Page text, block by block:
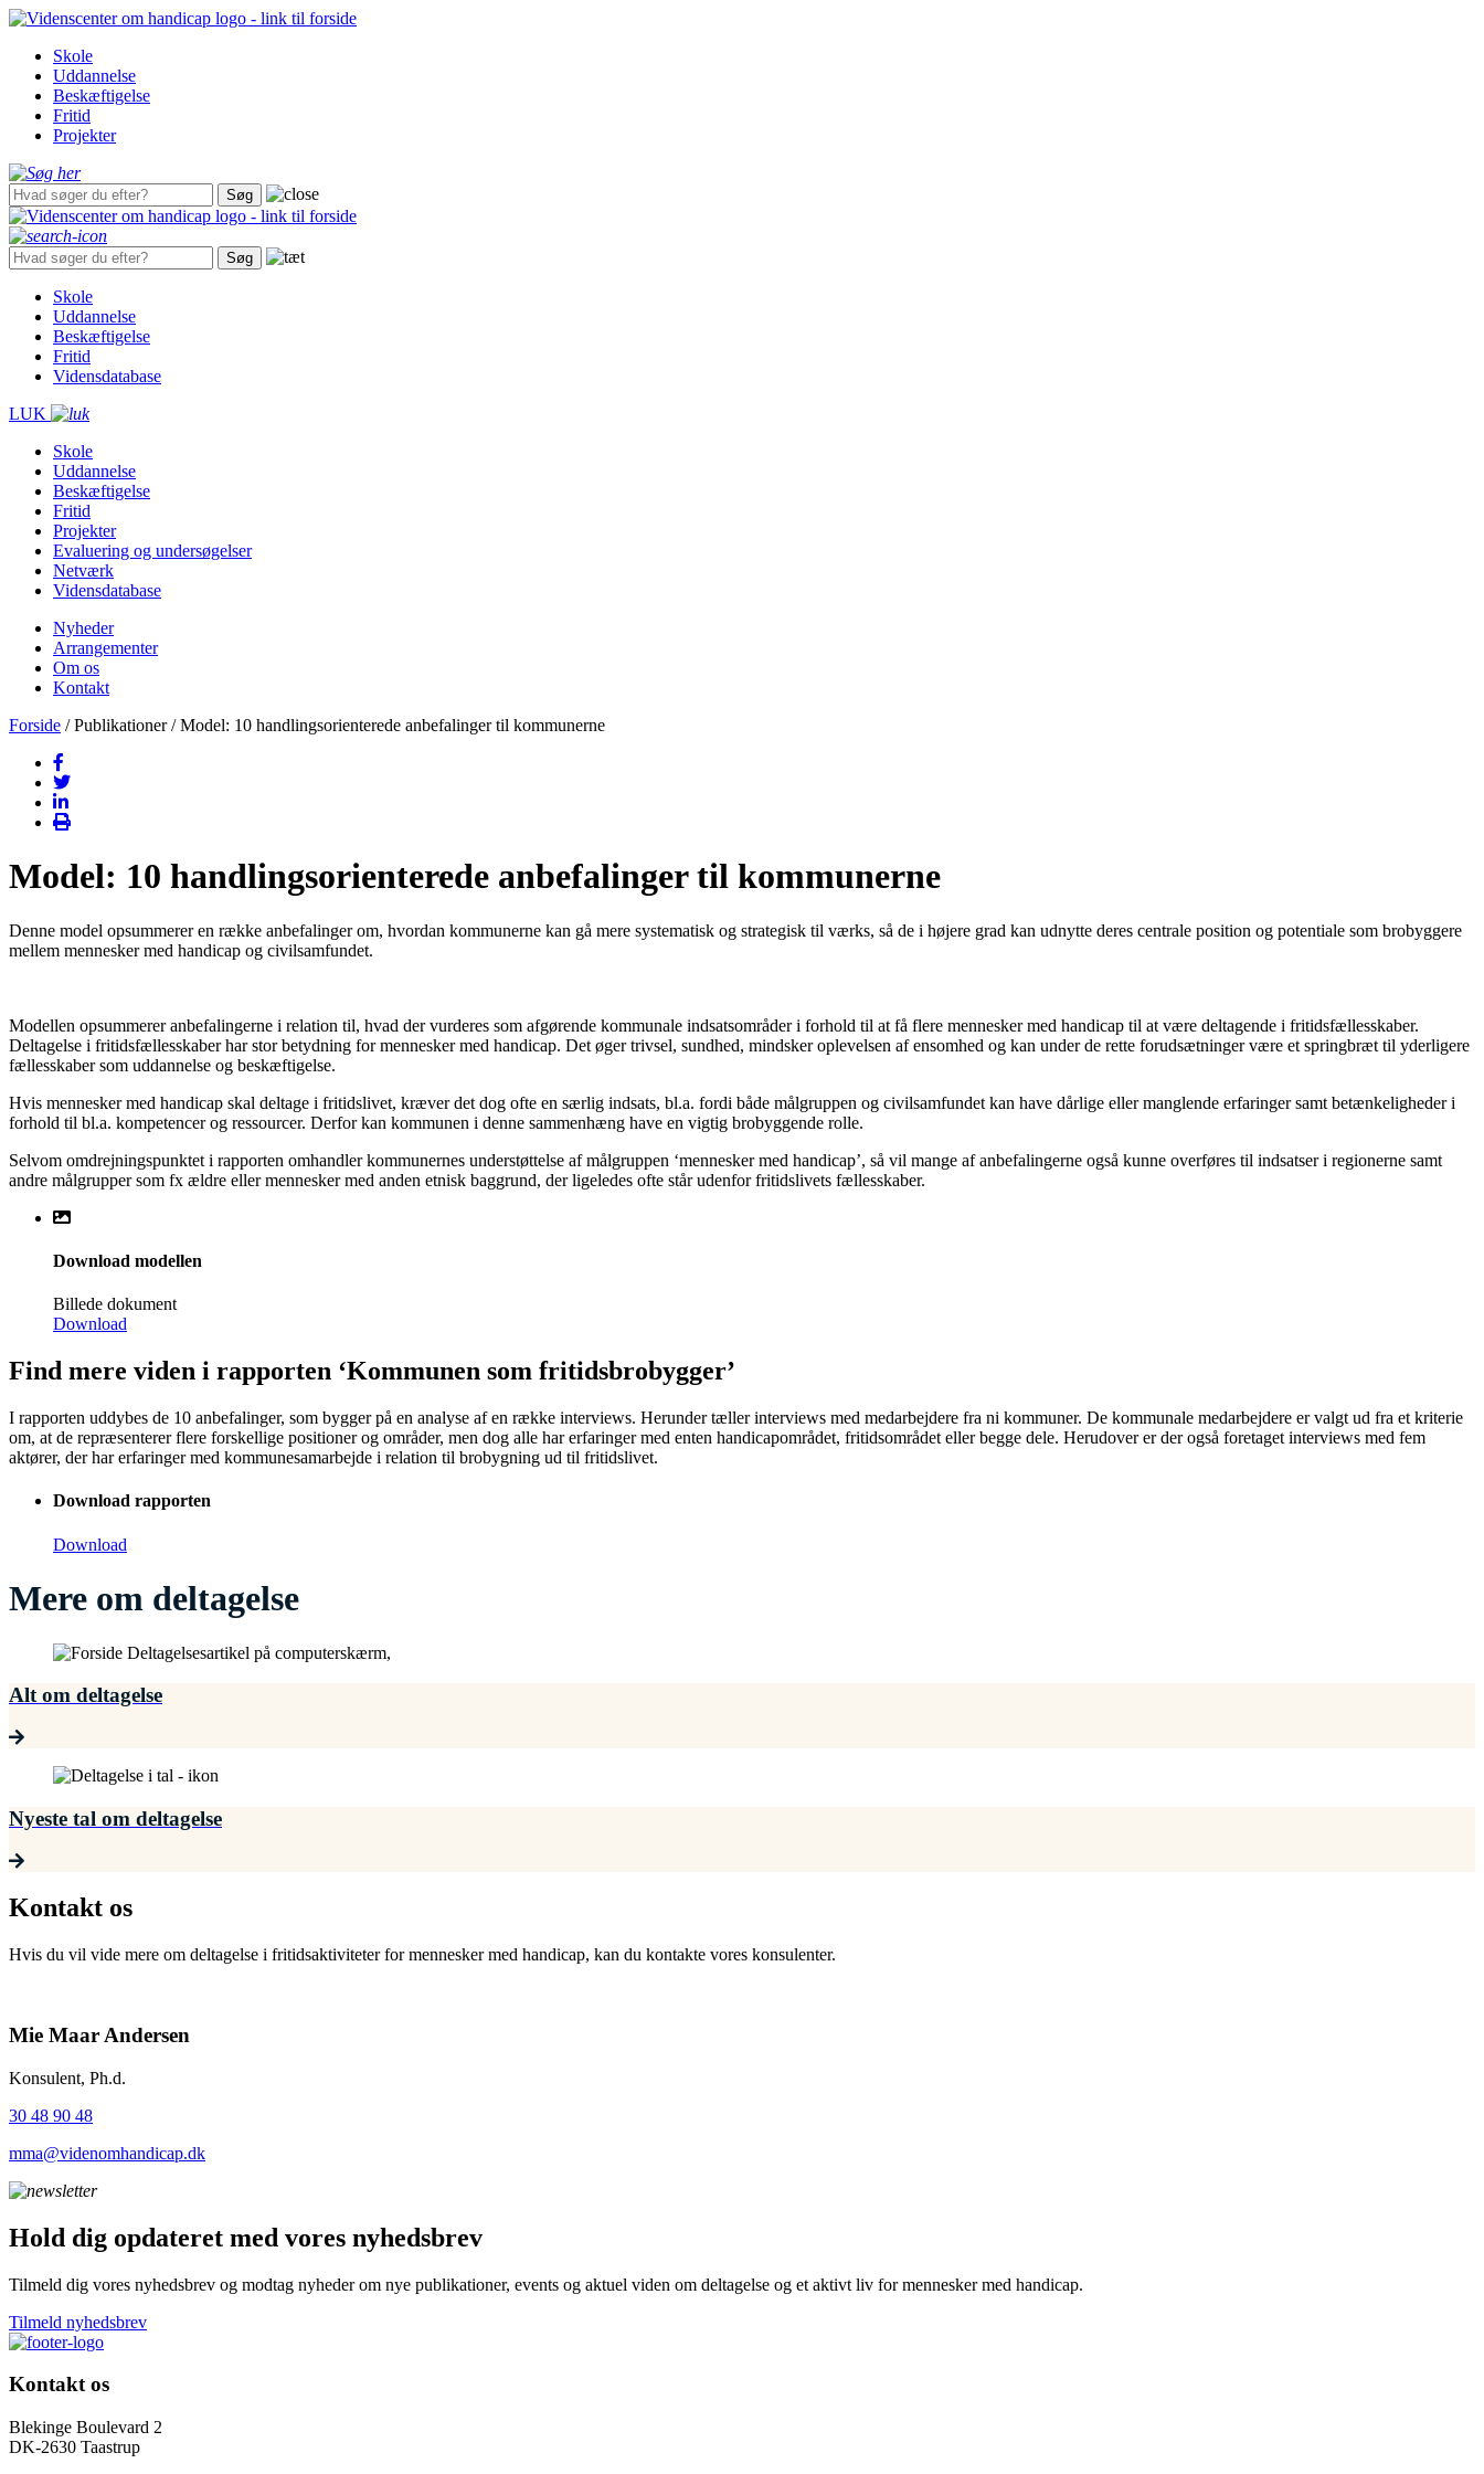
Gå
hovedindhold
Skole
Uddannelse
Beskæftigelse
Fritid
Projekter
Skole
Uddannelse
Beskæftigelse
Fritid
Vidensdatabase
LUK
Skole
Uddannelse
Beskæftigelse
Fritid
Projekter
Evaluering og undersøgelser
Netværk
Vidensdatabase
Nyheder
Arrangementer
Om os
Kontakt
Forside / Publikationer / Model: 10 handlingsorienterede anbefalinger til kommunerne
Model: 10 handlingsorienterede anbefalinger til kommunerne
Denne model opsummerer en række anbefalinger om, hvordan kommunerne kan gå mere systematisk og strategisk til værks, så de i højere grad kan udnytte deres centrale position og potentiale som brobyggere
mellem mennesker med handicap og civilsamfundet.
Modellen opsummerer anbefalingerne i relation til, hvad der vurderes som afgørende kommunale indsatsområder i forhold til at få flere mennesker med handicap til at være deltagende i fritidsfællesskaber.
Deltagelse i fritidsfællesskaber har stor betydning for mennesker med handicap. Det øger trivsel, sundhed, mindsker oplevelsen af ensomhed og kan under de rette forudsætninger være et springbræt til yderligere
fællesskaber som uddannelse og beskæftigelse.
Hvis mennesker med handicap skal deltage i fritidslivet, kræver det dog ofte en særlig indsats, bl.a. fordi både målgruppen og civilsamfundet kan have dårlige eller manglende erfaringer samt betænkeligheder i
forhold til bl.a. kompetencer og ressourcer. Derfor kan kommunen i denne sammenhæng have en vigtig brobyggende rolle.
Selvom omdrejningspunktet i rapporten omhandler kommunernes understøttelse af målgruppen ‘mennesker med handicap’, så vil mange af anbefalingerne også kunne overføres til indsatser i regionerne samt
andre målgrupper som fx ældre eller mennesker med anden etnisk baggrund, der ligeledes ofte står udenfor fritidslivets fællesskaber.
Download modellen
Billede dokument
Download
Find mere viden i rapporten ‘Kommunen som fritidsbrobygger’
I rapporten uddybes de 10 anbefalinger, som bygger på en analyse af en række interviews. Herunder tæller interviews med medarbejdere fra ni kommuner. De kommunale medarbejdere er valgt ud fra et kriterie
om, at de repræsenterer flere forskellige positioner og områder, men dog alle har erfaringer med enten handicapområdet, fritidsområdet eller begge dele. Herudover er der også foretaget interviews med fem
aktører, der har erfaringer med kommunesamarbejde i relation til brobygning ud til fritidslivet.
Download rapporten
Download
Mere om deltagelse
Alt om deltagelse
Nyeste tal om deltagelse
Kontakt os
Hvis du vil vide mere om deltagelse i fritidsaktiviteter for mennesker med handicap, kan du kontakte vores konsulenter.
Mie Maar Andersen
Konsulent, Ph.d.
30 48 90 48
mma@videnomhandicap.dk
Hold dig opdateret med vores nyhedsbrev
Tilmeld dig vores nyhedsbrev og modtag nyheder om nye publikationer, events og aktuel viden om deltagelse og et aktivt liv for mennesker med handicap.
Tilmeld nyhedsbrev
Kontakt os
Blekinge Boulevard 2
DK-2630 Taastrup